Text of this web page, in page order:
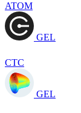
ATOM
GEL
CTC
GEL